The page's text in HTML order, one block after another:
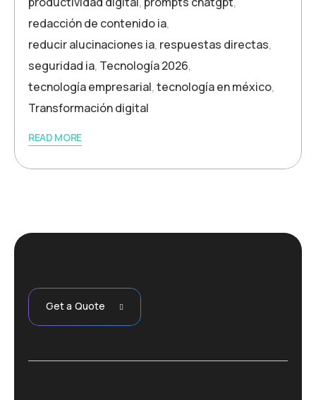
redacción de contenido ia,
reducir alucinaciones ia, respuestas directas,
seguridad ia, Tecnología 2026,
tecnología empresarial,tecnología en méxico,
Transformación digital
READ MORE
Get a Quote